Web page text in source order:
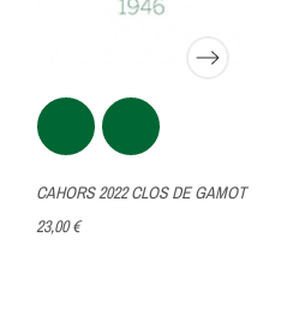
CAHORS 2022 CLOS DE GAMOT
23,00 €